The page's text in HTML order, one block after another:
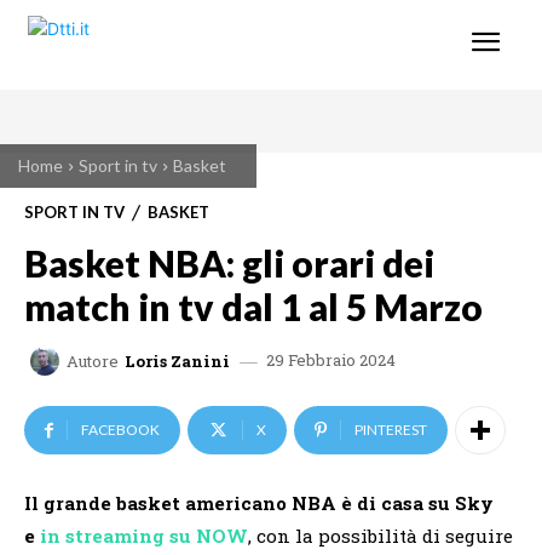
Home Sport in tv Basket
SPORT IN TV BASKET
Basket NBA: gli orari dei
match in tv dal 1 al 5 Marzo
Autore Loris Zanini 29 Febbraio 2024
FACEBOOK X PINTEREST
Il grande basket americano NBA è di casa su Sky
e in streaming su NOW, con la possibilità di seguire